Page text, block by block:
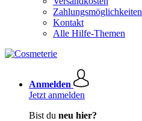
Zahlungsmöglichkeiten
Kontakt
Alle Hilfe-Themen
Anmelden
Jetzt anmelden
Bist du neu hier?